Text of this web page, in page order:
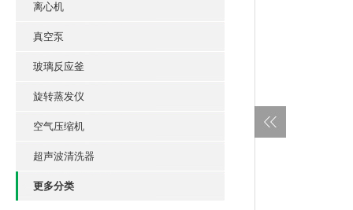
离心机
真空泵
玻璃反应釜
旋转蒸发仪
空气压缩机
超声波清洗器
更多分类